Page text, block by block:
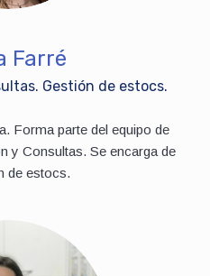
Farré
Gestión de estocs.
Forma parte del equipo de
y Consultas. Se encarga de
de estocs.